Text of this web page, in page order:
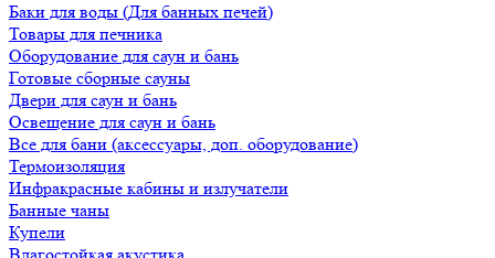
Баки для воды (Для банных печей)
Товары для печника
Оборудование для саун и бань
Готовые сборные сауны
Двери для саун и бань
Освещение для саун и бань
Все для бани (аксессуары, доп. оборудование)
Термоизоляция
Инфракрасные кабины и излучатели
Банные чаны
Купели